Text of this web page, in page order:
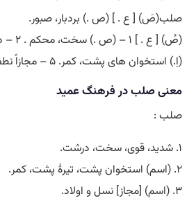
صلب(صَ) [ ع . ] (ص .) بردبار، صبور.
(اِ.) استخوان های پشت، کمر. ۵ – مجازاً نطفه .
معنی صلب در فرهنگ عمید
صلب :
۱. شدید، قوی، سخت، درشت.
۲. (اسم) استخوان پشت، تیرۀ پشت، کمر.
۳. (اسم) [مجاز] نسل و اولاد.